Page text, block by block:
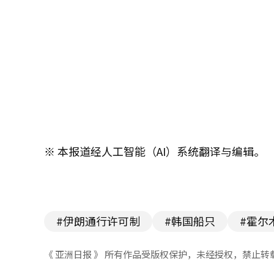
※ 本报道经人工智能（AI）系统翻译与编辑。
#伊朗通行许可制 #韩国船只 #霍尔
《 亚洲日报 》 所有作品受版权保护，未经授权，禁止转